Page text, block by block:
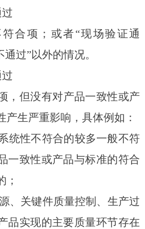
合项；或者“现场验证通
过”以外的情况。
，但没有对产品一致性或产
产生严重影响，具体例如：
统性不符合的较多一般不符
一致性或产品与标准的符合
；
、关键件质量控制、生产过
品实现的主要质量环节存在